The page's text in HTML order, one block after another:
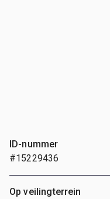
ID-nummer
#15229436
Op veilingterrein